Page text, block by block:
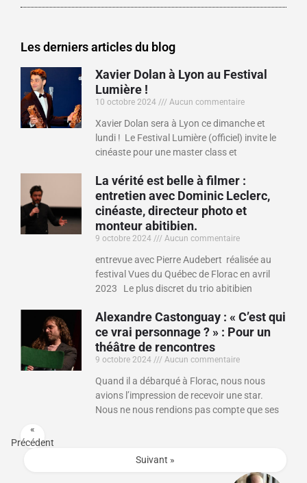
Les derniers articles du blog
Xavier Dolan à Lyon au Festival
Lumière !
10 octobre 2024 Aucun commentaire
Xavier Dolan sera à Lyon ce dimanche et
lundi ! Le Festival Lumière (officiel) invite le
cinéaste pour une master class et
La vérité est belle à filmer :
entretien avec Dominic Leclerc,
cinéaste, directeur photo et
monteur abitibien.
9 octobre 2024 Aucun commentaire
entrevue avec Pierre Audebert réalisée au
festival Vues du Québec de Florac en avril
2023 Le plus discret du trio abitibien
Alexandre Castonguay : « C’est qui
ce vrai personnage ? » : Pour un
théâtre de rencontres
9 octobre 2024 Aucun commentaire
Quand il a débarqué à Florac, nous nous
avions l’impression de recevoir une star.
Nous ne nous rendions pas compte que ses
«
Précédent
Suivant »